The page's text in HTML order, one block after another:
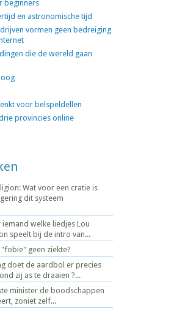
beginners
en astronomische tijd
vormen geen bedreiging
die de wereld gaan
voor belspeldellen
provincies online
Wat voor een cratie is
dit systeem
iemand welke liedjes Lou
speelt bij de intro van...
geen ziekte?
doet de aardbol er precies
zij as te draaien ?...
minister de boodschappen
zoniet zelf...